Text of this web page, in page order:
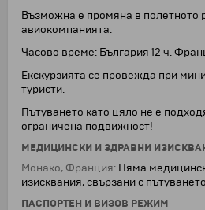
Възможна е промяна в полетното
авиокомпанията.
Часово време: България 12 ч.
Екскурзията се провежда при
туристи.
Пътуването като цяло не е
ограничена подвижност!
МЕДИЦИНСКИ И ЗДРАВНИ
Монако, Франция: Няма
изисквания, свързани с
ПАСПОРТЕН И ВИЗОВ РЕЖИМ